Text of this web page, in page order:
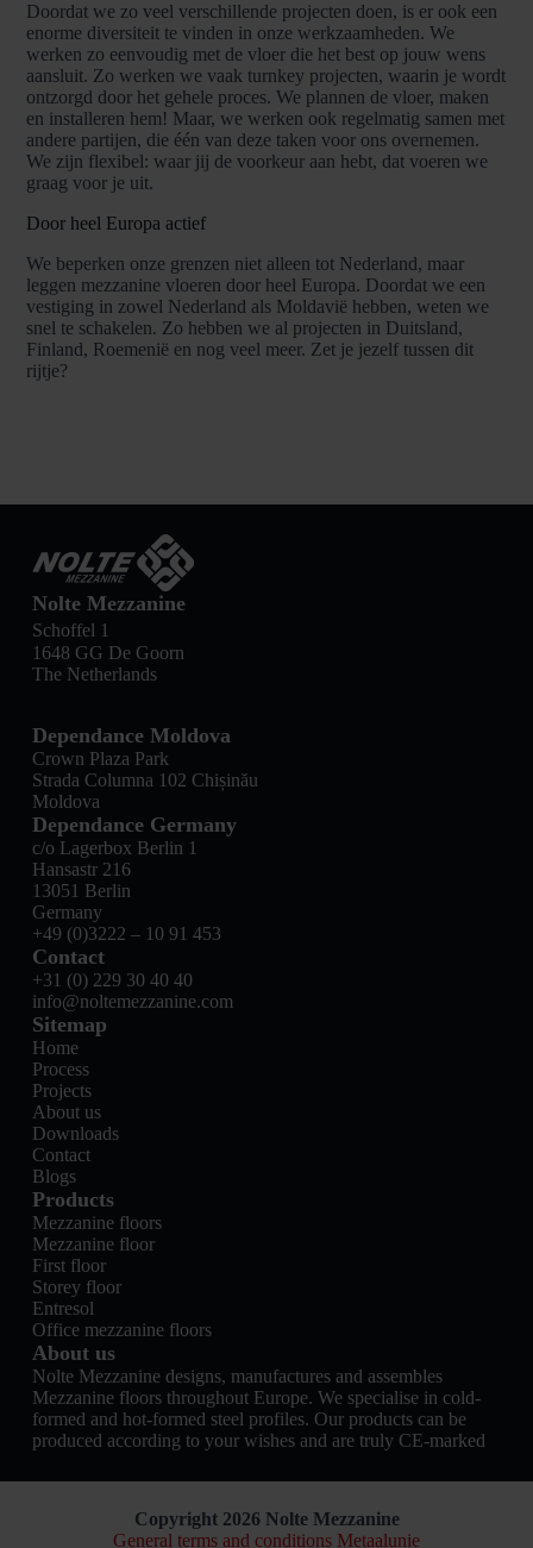
Doordat we zo veel verschillende projecten doen, is er ook een
enorme diversiteit te vinden in onze werkzaamheden. We
werken zo eenvoudig met de vloer die het best op jouw wens
aansluit. Zo werken we vaak turnkey projecten, waarin je wordt
ontzorgd door het gehele proces. We plannen de vloer, maken
en installeren hem! Maar, we werken ook regelmatig samen met
andere partijen, die één van deze taken voor ons overnemen.
We zijn flexibel: waar jij de voorkeur aan hebt, dat voeren we
graag voor je uit.
Door heel Europa actief
We beperken onze grenzen niet alleen tot Nederland, maar
leggen mezzanine vloeren door heel Europa. Doordat we een
vestiging in zowel Nederland als Moldavië hebben, weten we
snel te schakelen. Zo hebben we al projecten in Duitsland,
Finland, Roemenië en nog veel meer. Zet je jezelf tussen dit
rijtje?
Nolte Mezzanine
Schoffel 1
1648 GG De Goorn
The Netherlands
Dependance Moldova
Crown Plaza Park
Strada Columna 102 Chișinău
Moldova
Sitemap
Home
Process
Projects
About us
Downloads
Contact
Blogs
Products
Mezzanine floors
Mezzanine floor
First floor
Storey floor
Entresol
Office mezzanine floors
About us
Nolte Mezzanine designs, manufactures and assembles
Mezzanine floors throughout Europe. We specialise in cold-
formed and hot-formed steel profiles. Our products can be
produced according to your wishes and are truly CE-marked
Dependance Germany
c/o Lagerbox Berlin 1
Hansastr 216
13051 Berlin
Germany
+49 (0)3222 – 10 91 453
Contact
+31 (0) 229 30 40 40
info@noltemezzanine.com
Copyright 2026 Nolte Mezzanine
General terms and conditions Metaalunie